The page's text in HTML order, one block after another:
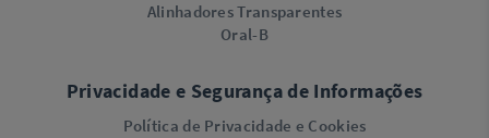
Alinhadores Transparentes
Oral-B
Privacidade e Segurança de Informações
Política de Privacidade e Cookies